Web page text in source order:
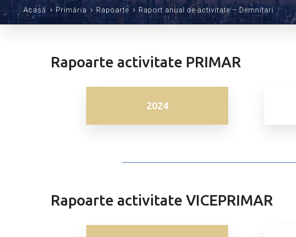
Acasă Primăria Rapoarte Raport anual de activitate – Demnitari
Rapoarte activitate PRIMAR
2024
Rapoarte activitate VICEPRIMAR